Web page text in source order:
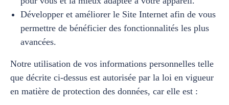
Développer et améliorer le Site Internet afin de vous
permettre de bénéficier des fonctionnalités les plus
avancées.
Notre utilisation de vos informations personnelles telle
que décrite ci-dessus est autorisée par la loi en vigueur
en matière de protection des données, car elle est :